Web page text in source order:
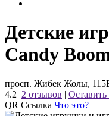
Детские
Candy
просп. Жибек Жолы,
4.2 2 отзывов | Оставить
QR Ссылка Что это?